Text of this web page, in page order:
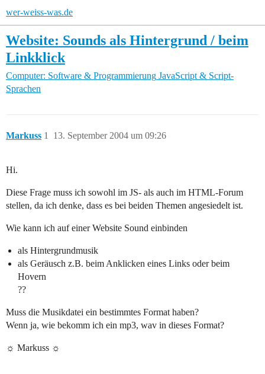
wer-weiss-was.de
Website: Sounds als Hintergrund / beim
Linkklick
Computer: Software & Programmierung JavaScript & Script-
Sprachen
Markuss 13. September 2004 um 09:26
1
Hi.
Diese Frage muss ich sowohl im JS- als auch im HTML-Forum
stellen, da ich denke, dass es bei beiden Themen angesiedelt ist.
Wie kann ich auf einer Website Sound einbinden
als Hintergrundmusik
als Geräusch z.B. beim Anklicken eines Links oder beim
Hovern
??
Muss die Musikdatei ein bestimmtes Format haben?
Wenn ja, wie bekomm ich ein mp3, wav in dieses Format?
☼ Markuss ☼